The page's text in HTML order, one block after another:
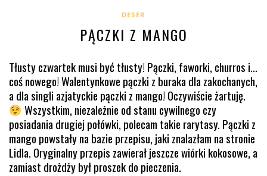
DESER
PĄCZKI Z MANGO
Tłusty czwartek musi być tłusty! Pączki, faworki, churros i…
coś nowego! Walentynkowe pączki z buraka dla zakochanych,
a dla singli azjatyckie pączki z mango! Oczywiście żartuję.
Wszystkim, niezależnie od stanu cywilnego czy
posiadania drugiej połówki, polecam takie rarytasy. Pączki z
mango powstały na bazie przepisu, jaki znalazłam na stronie
Lidla. Oryginalny przepis zawierał jeszcze wiórki kokosowe, a
zamiast drożdży był proszek do pieczenia.